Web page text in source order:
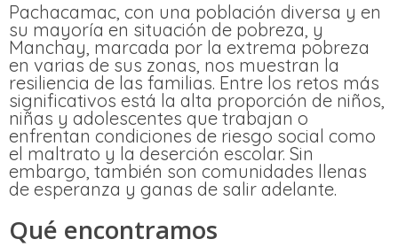
Pachacamac, con una población diversa y en
su mayoría en situación de pobreza, y
Manchay, marcada por la extrema pobreza
en varias de sus zonas, nos muestran la
resiliencia de las familias. Entre los retos más
significativos está la alta proporción de niños,
niñas y adolescentes que trabajan o
enfrentan condiciones de riesgo social como
el maltrato y la deserción escolar. Sin
embargo, también son comunidades llenas
de esperanza y ganas de salir adelante.
Qué encontramos